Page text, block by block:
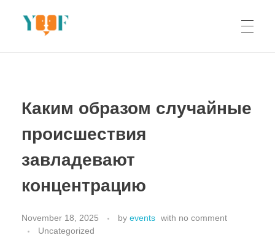
Каким образом случайные
происшествия
завладевают
концентрацию
November 18, 2025 by events with no comment
Uncategorized